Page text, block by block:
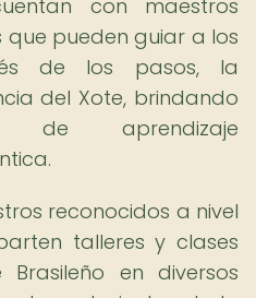
con maestros
pueden guiar a los
de los pasos, la
del Xote, brindando
de aprendizaje
reconocidos a nivel
talleres y clases
en diversos